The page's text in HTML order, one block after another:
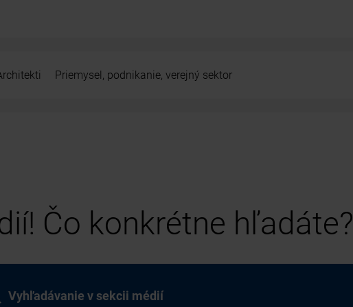
Priemysel, podnikanie, verejný sektor
Čo konkrétne hľadáte?
Vyhľadávanie v sekcii médií